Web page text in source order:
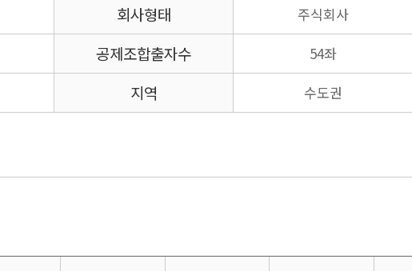
회사형태 주식회사
공제조합출자수 54좌
지역 수도권